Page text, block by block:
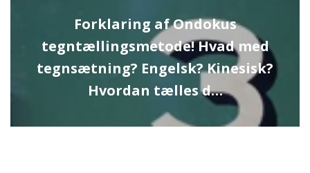
Forklaring af Ondokus
tegntællingsmetode! Hvad med
tegnsætning? Engelsk? Kinesisk?
Hvordan tælles d…